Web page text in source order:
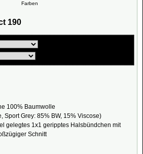
Farben
190
100% Baumwolle
Sport Grey: 85% BW, 15% Viscose)
gelegtes 1x1 geripptes Halsbündchen mit
Schnitt